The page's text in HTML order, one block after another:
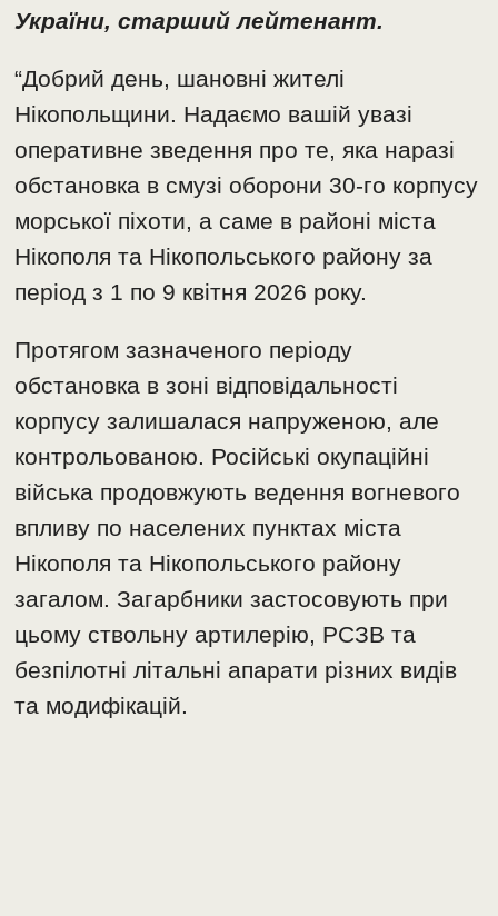
України, старший лейтенант.
“Добрий день, шановні жителі
Нікопольщини. Надаємо вашій увазі
оперативне зведення про те, яка наразі
обстановка в смузі оборони 30-го корпусу
морської піхоти, а саме в районі міста
Нікополя та Нікопольського району за
період з 1 по 9 квітня 2026 року.
Протягом зазначеного періоду
обстановка в зоні відповідальності
корпусу залишалася напруженою, але
контрольованою. Російські окупаційні
війська продовжують ведення вогневого
впливу по населених пунктах міста
Нікополя та Нікопольського району
загалом. Загарбники застосовують при
цьому ствольну артилерію, РСЗВ та
безпілотні літальні апарати різних видів
та модифікацій.